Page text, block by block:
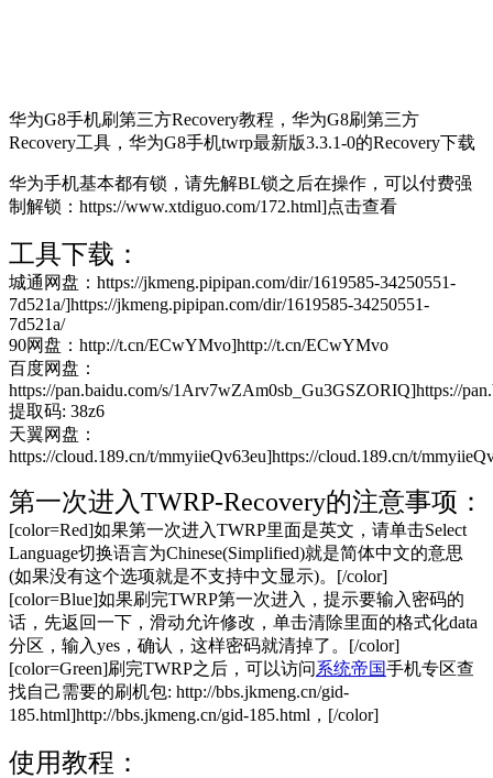
华为G8手机刷第三方Recovery教程，华为G8刷第三方
Recovery工具，华为G8手机twrp最新版3.3.1-0的Recovery下载
华为手机基本都有锁，请先解BL锁之后在操作，可以付费强
制解锁：https://www.xtdiguo.com/172.html]点击查看
工具下载：
城通网盘：https://jkmeng.pipipan.com/dir/1619585-34250551-
7d521a/]https://jkmeng.pipipan.com/dir/1619585-34250551-
7d521a/
90网盘：http://t.cn/ECwYMvo]http://t.cn/ECwYMvo
百度网盘：
https://pan.baidu.com/s/1Arv7wZAm0sb_Gu3GSZORIQ]https://
提取码: 38z6
天翼网盘：
https://cloud.189.cn/t/mmyiieQv63eu]https://cloud.189.cn/t/
第一次进入TWRP-Recovery的注意事项：
[color=Red]如果第一次进入TWRP里面是英文，请单击Select
Language切换语言为Chinese(Simplified)就是简体中文的意思
(如果没有这个选项就是不支持中文显示)。[/color]
[color=Blue]如果刷完TWRP第一次进入，提示要输入密码的
话，先返回一下，滑动允许修改，单击清除里面的格式化data
分区，输入yes，确认，这样密码就清掉了。[/color]
[color=Green]刷完TWRP之后，可以访问系统帝国手机专区查
找自己需要的刷机包: http://bbs.jkmeng.cn/gid-
185.html]http://bbs.jkmeng.cn/gid-185.html，[/color]
使用教程：